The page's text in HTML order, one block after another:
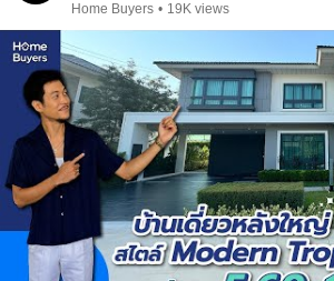
Home Buyers • 19K views